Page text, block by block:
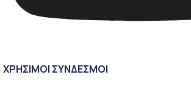
ΧΡΗΣΙΜΟΙ ΣΥΝΔΕΣΜΟΙ